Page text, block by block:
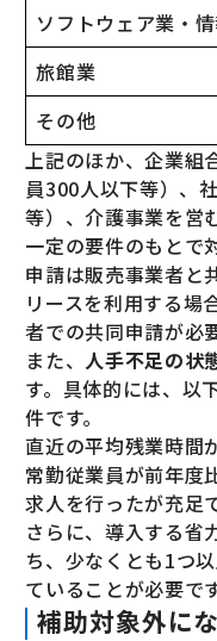
ソフトウェア業・
旅館業
その他
上記のほか、企業組
員300人以下等）、
等）、介護事業を営
一定の要件のもとで
申請は販売事業者と
リースを利用する場
者での共同申請が必
また、人手不足の状
す。具体的には、以
件です。
直近の平均残業時間
常勤従業員が前年度
求人を行ったが充足
さらに、導入する省
ち、少なくとも1つ
ていることが必要です
補助対象外に